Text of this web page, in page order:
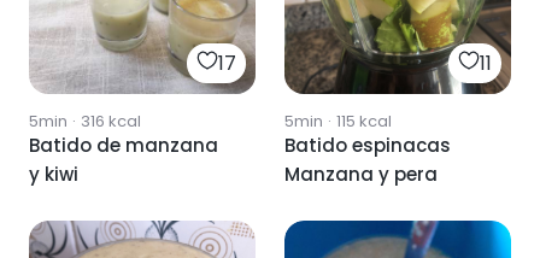
17
5min · 316 kcal
Batido de manzana
y kiwi
11
5min · 115 kcal
Batido espinacas
Manzana y pera